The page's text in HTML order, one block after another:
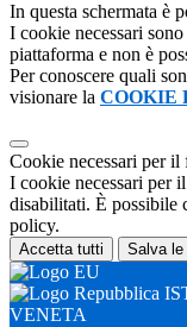
In questa schermata è
I cookie necessari
piattaforma e non è
Per conoscere quali
visionare la COOKIE
Cookie necessari per il
I cookie necessari per
disabilitati. È possibile
policy.
Accetta tutti Salva le
VENETA